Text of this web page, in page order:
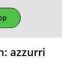
azzurri